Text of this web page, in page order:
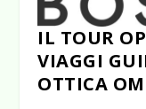
IL TOUR
VIAGGI
OTTICA